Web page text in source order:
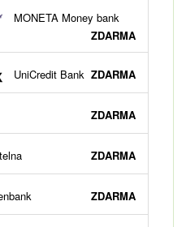
MONETA Money bank
ZDARMA
UniCredit Bank ZDARMA
ZDARMA
ZDARMA
ZDARMA